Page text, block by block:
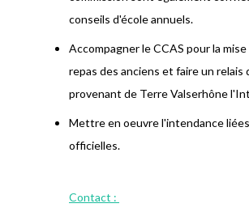
conseils d'école annuels.
Accompagner le CCAS pour la
repas des anciens et faire un relais
provenant de Terre Valserhône
Mettre en oeuvre l'intendance
officielles.
Contact :